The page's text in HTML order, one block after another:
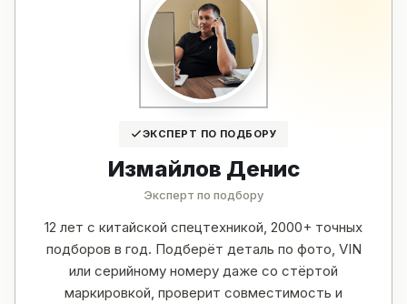
ЭКСПЕРТ ПО ПОДБОРУ
Измайлов Денис
Эксперт по подбору
12 лет с китайской спецтехникой, 2000+ точных
подборов в год. Подберёт деталь по фото, VIN
или серийному номеру даже со стёртой
маркировкой, проверит совместимость и